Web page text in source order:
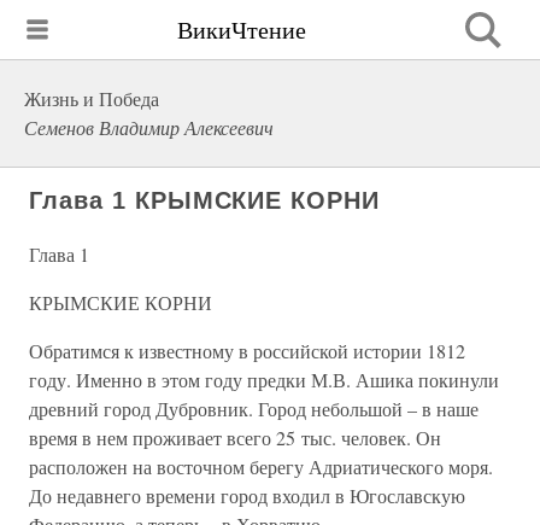
ВикиЧтение
Жизнь и Победа
Семенов Владимир Алексеевич
Глава 1 КРЫМСКИЕ КОРНИ
Глава 1
КРЫМСКИЕ КОРНИ
Обратимся к известному в российской истории 1812
году. Именно в этом году предки М.В. Ашика покинули
древний город Дубровник. Город небольшой – в наше
время в нем проживает всего 25 тыс. человек. Он
расположен на восточном берегу Адриатического моря.
До недавнего времени город входил в Югославскую